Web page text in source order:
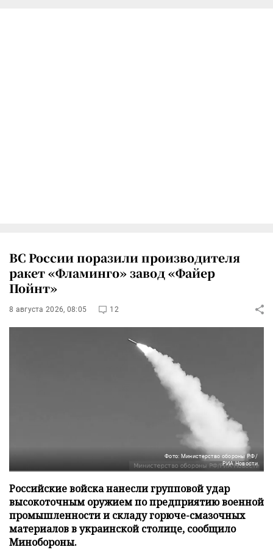
ВС России поразили производителя
ракет «Фламинго» завод «Файер
Пойнт»
8 августа 2026, 08:05 12
Фото: Министерство обороны РФ/
РИА Новости
Российские войска нанесли групповой удар
высокоточным оружием по предприятию военной
промышленности и складу горюче-смазочных
материалов в украинской столице, сообщило
Минобороны.